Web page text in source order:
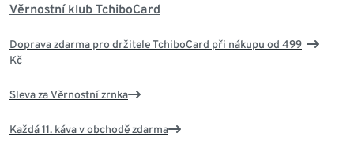
Věrnostní klub TchiboCard
Doprava zdarma pro držitele TchiboCard při nákupu od 499
Kč
Sleva za Věrnostní zrnka
Každá 11. káva v obchodě zdarma